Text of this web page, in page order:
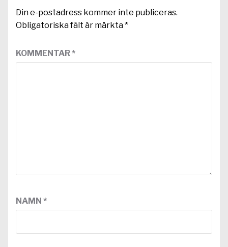
Din e-postadress kommer inte publiceras.
Obligatoriska fält är märkta*
KOMMENTAR*
NAMN *